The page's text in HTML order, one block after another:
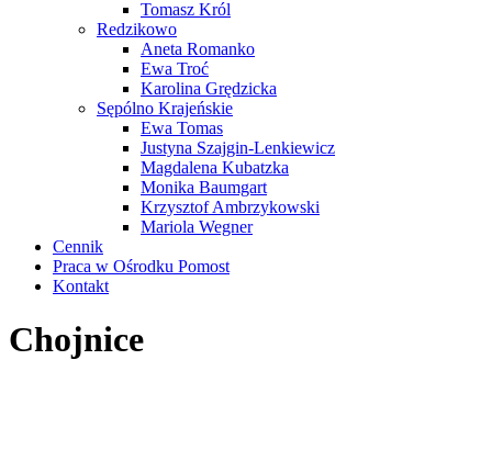
Tomasz Król
Redzikowo
Aneta Romanko
Ewa Troć
Karolina Grędzicka
Sępólno Krajeńskie
Ewa Tomas
Justyna Szajgin-Lenkiewicz
Magdalena Kubatzka
Monika Baumgart
Krzysztof Ambrzykowski
Mariola Wegner
Cennik
Praca w Ośrodku Pomost
Kontakt
Chojnice